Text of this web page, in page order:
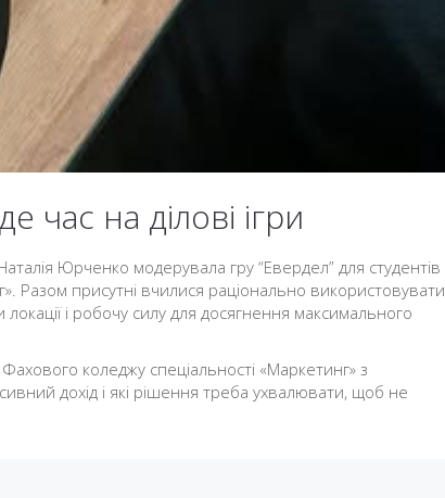
час на ділові ігри
Юрченко модерувала гру “Евердел” для студентів
Разом присутні вчилися раціонально використовувати
і робочу силу для досягнення максимального
коледжу спеціальності «Маркетинг» з
дохід і які рішення треба ухвалювати, щоб не